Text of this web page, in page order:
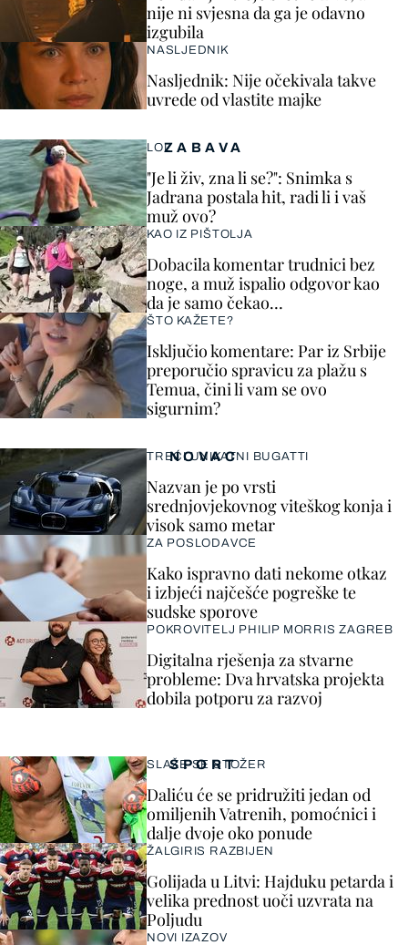
ZABAVA
LOL
"Je li živ, zna li se?": Snimka s
Jadrana postala hit, radi li i vaš
muž ovo?
KAO IZ PIŠTOLJA
Dobacila komentar trudnici bez
noge, a muž ispalio odgovor kao
da je samo čekao…
ŠTO KAŽETE?
Isključio komentare: Par iz Srbije
preporučio spravicu za plažu s
Temua, čini li vam se ovo
sigurnim?
SPORT
SLAŽE SE STOŽER
Daliću će se pridružiti jedan od
omiljenih Vatrenih, pomoćnici i
dalje dvoje oko ponude
ŽALGIRIS RAZBIJEN
Golijada u Litvi: Hajduku petarda i
velika prednost uoči uzvrata na
Poljudu
NOVI IZAZOV
nije ni svjesna da ga je odavno
izgubila
NASLJEDNIK
Nasljednik: Nije očekivala takve
uvrede od vlastite majke
NOVAC
TREĆI UNIKATNI BUGATTI
Nazvan je po vrsti
srednjovjekovnog viteškog konja i
visok samo metar
ZA POSLODAVCE
Kako ispravno dati nekome otkaz
i izbjeći najčešće pogreške te
sudske sporove
POKROVITELJ PHILIP MORRIS ZAGREB
Digitalna rješenja za stvarne
probleme: Dva hrvatska projekta
dobila potporu za razvoj